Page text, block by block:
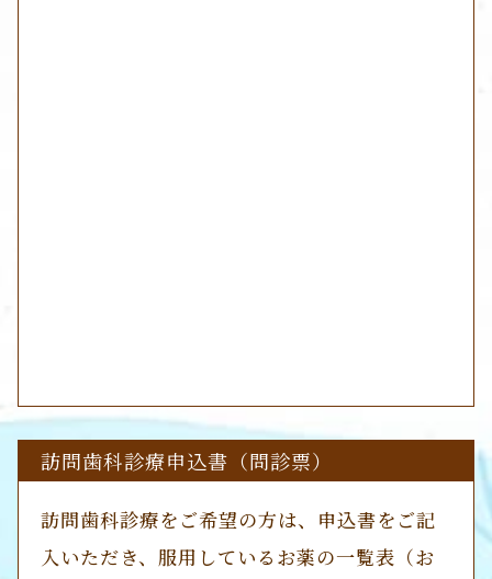
訪問歯科診療申込書（問診票）
訪問歯科診療をご希望の方は、申込書をご記
入いただき、服用しているお薬の一覧表（お